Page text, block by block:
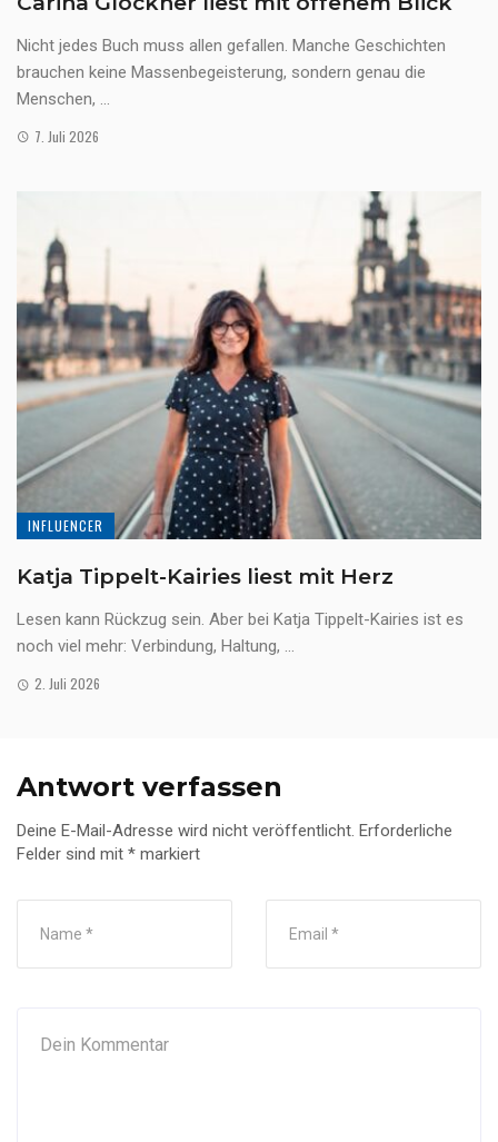
Nicht jedes Buch muss allen gefallen. Manche Geschichten
brauchen keine Massenbegeisterung, sondern genau die
Menschen, ...
7. Juli 2026
INFLUENCER
Katja Tippelt-Kairies liest mit Herz
Lesen kann Rückzug sein. Aber bei Katja Tippelt-Kairies ist es
noch viel mehr: Verbindung, Haltung, ...
2. Juli 2026
Antwort verfassen
Deine E-Mail-Adresse wird nicht veröffentlicht. Erforderliche
Felder sind mit * markiert